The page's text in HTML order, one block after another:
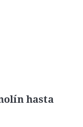
hasta